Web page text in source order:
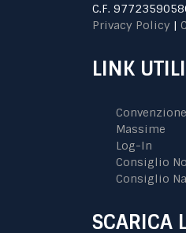
C.F.
Privacy Policy |
LINK UTILI
Convenzione
Massime
Log-In
Consiglio
Consiglio
SCARICA